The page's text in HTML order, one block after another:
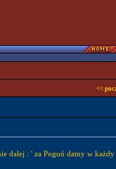
<<
dalej : ' za Pogoń damy w